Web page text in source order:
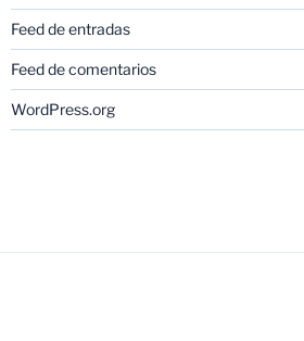
Feed de entradas
Feed de comentarios
WordPress.org